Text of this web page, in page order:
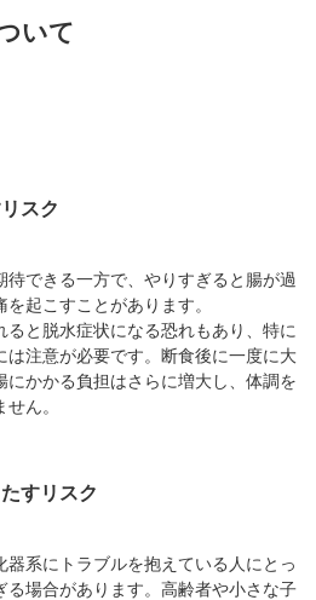
いて
スク
できる一方で、やりすぎると腸が過
起こすことがあります。
と脱水症状になる恐れもあり、特に
は注意が必要です。断食後に一度に大
かかる負担はさらに増大し、体調を
ん。
すリスク
器系にトラブルを抱えている人にとっ
る場合があります。高齢者や小さな子